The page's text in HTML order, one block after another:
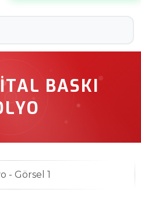
BASKI